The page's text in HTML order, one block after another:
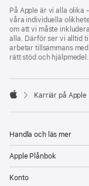
Footer
På Apple är vi alla olika
våra individuella
om att vi måste
alla. Därför ser vi alltid
arbetar tillsammans
rätt stöd och hjälpmedel.

Karriär på Apple
Handla och läs mer
Apple Plånbok
Konto